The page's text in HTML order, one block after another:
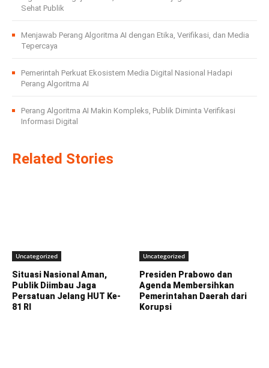
Sehat Publik
Menjawab Perang Algoritma AI dengan Etika, Verifikasi, dan Media
Tepercaya
Pemerintah Perkuat Ekosistem Media Digital Nasional Hadapi
Perang Algoritma AI
Perang Algoritma AI Makin Kompleks, Publik Diminta Verifikasi
Informasi Digital
Related Stories
Uncategorized
Situasi Nasional Aman,
Publik Diimbau Jaga
Persatuan Jelang HUT Ke-
81 RI
Uncategorized
Presiden Prabowo dan
Agenda Membersihkan
Pemerintahan Daerah dari
Korupsi